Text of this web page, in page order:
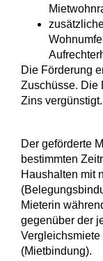
Die Förderung
Zuschüsse. Die
Zins vergünstigt.
Der geförderte
bestimmten
Haushalten mit
Mieterin
gegenüber der
(Mietbindung).